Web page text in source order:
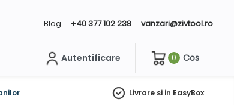
Blog +40 377 102 238 vanzari@zivtool.ro
Autentificare 0 Cos
Livrare si in EasyBox